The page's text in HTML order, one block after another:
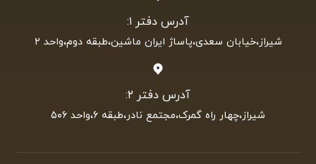
آدرس دفتر ۱:
شیراز،خیابان سعدی،پاساژ ایران ماشین،طبقه دوم،واحد ۲
آدرس دفتر ۲:
شیراز،چهار راه گمرک،مجتمع نادر،طبقه ۶،واحد ۵۰۶